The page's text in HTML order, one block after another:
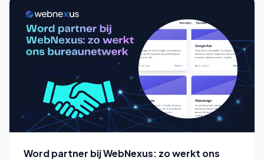
Word partner bij WebNexus: zo werkt ons